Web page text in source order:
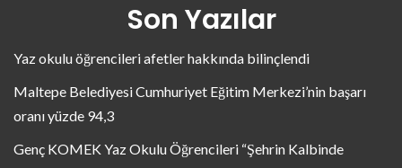
Son Yazılar
Yaz okulu öğrencileri afetler hakkında bilinçlendi
Maltepe Belediyesi Cumhuriyet Eğitim Merkezi’nin başarı
oranı yüzde 94,3
Genç KOMEK Yaz Okulu Öğrencileri “Şehrin Kalbinde